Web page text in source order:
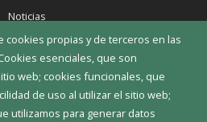
cookies propias y de terceros en las
esenciales, que son
web; cookies funcionales, que
de uso al utilizar el sitio web;
utilizamos para generar datos
Noticias
Eventos
Municipal
de interés
SESIÓN